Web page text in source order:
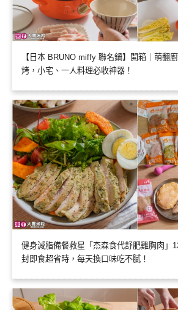
【日本 BRUNO miffy 聯名鍋】開箱｜萌翻
烤，小宅、一人料理必收神器！
健身減脂備餐救星「杰森食代舒肥雞胸肉」
封即食超省時，每天換口味吃不膩！